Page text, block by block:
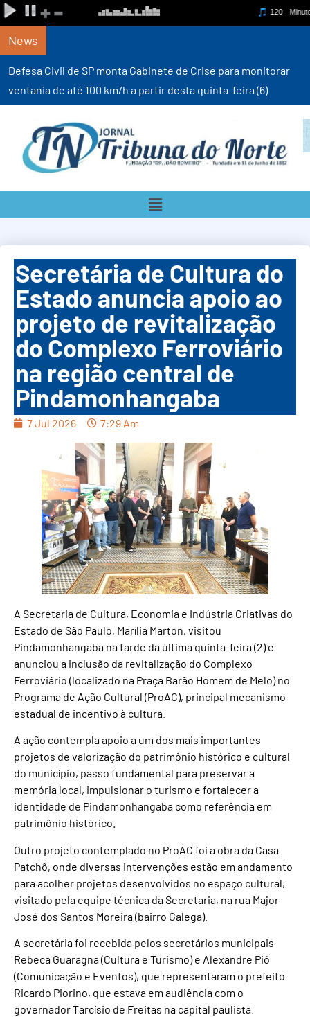
News
Defesa Civil de SP monta Gabinete de Crise para monitorar
ventania de até 100 km/h a partir desta quinta-feira (6)
Secretária de Cultura do
Estado anuncia apoio ao
projeto de revitalização
do Complexo Ferroviário
na região central de
Pindamonhangaba
7 Jul 2026 7:29 Am
A Secretaria de Cultura, Economia e Indústria Criativas do
Estado de São Paulo, Marília Marton, visitou
Pindamonhangaba na tarde da última quinta-feira (2) e
anunciou a inclusão da revitalização do Complexo
Ferroviário (localizado na Praça Barão Homem de Melo) no
Programa de Ação Cultural (ProAC), principal mecanismo
estadual de incentivo à cultura.
A ação contempla apoio a um dos mais importantes
projetos de valorização do patrimônio histórico e cultural
do município, passo fundamental para preservar a
memória local, impulsionar o turismo e fortalecer a
identidade de Pindamonhangaba como referência em
patrimônio histórico.
Outro projeto contemplado no ProAC foi a obra da Casa
Patchô, onde diversas intervenções estão em andamento
para acolher projetos desenvolvidos no espaço cultural,
visitado pela equipe técnica da Secretaria, na rua Major
José dos Santos Moreira (bairro Galega).
A secretária foi recebida pelos secretários municipais
Rebeca Guaragna (Cultura e Turismo) e Alexandre Pió
(Comunicação e Eventos), que representaram o prefeito
Ricardo Piorino, que estava em audiência com o
governador Tarcísio de Freitas na capital paulista.